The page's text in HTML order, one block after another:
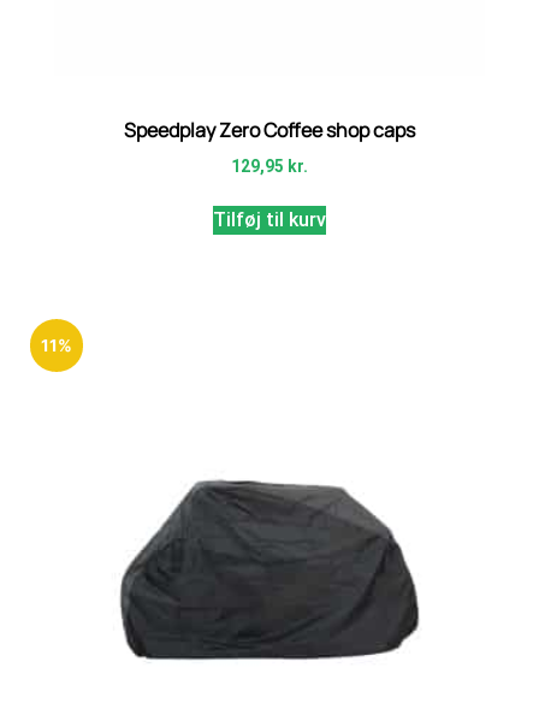
Speedplay Zero Coffee shop caps
129,95 kr.
Tilføj til kurv
11%